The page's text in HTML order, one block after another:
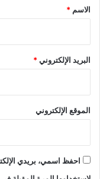
*
الاسم *
البريد الإلكتروني*
الموقع الإلكتروني
احفظ اسمي، بريدي